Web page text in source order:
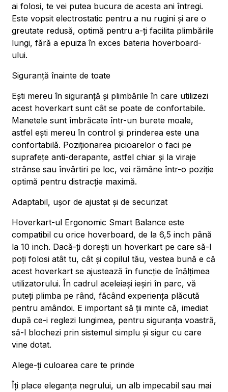
ai folosi, te vei putea bucura de acesta ani întregi.
Este vopsit electrostatic pentru a nu rugini și are o
greutate redusă, optimă pentru a-ți facilita plimbările
lungi, fără a epuiza în exces bateria hoverboard-
ului.
Siguranță înainte de toate
Ești mereu în siguranță și plimbările în care utilizezi
acest hoverkart sunt cât se poate de confortabile.
Manetele sunt îmbrăcate într-un burete moale,
astfel ești mereu în control și prinderea este una
confortabilă. Poziționarea picioarelor o faci pe
suprafețe anti-derapante, astfel chiar și la viraje
strânse sau învârtiri pe loc, vei rămâne într-o poziție
optimă pentru distracție maximă.
Adaptabil, ușor de ajustat și de securizat
Hoverkart-ul Ergonomic Smart Balance este
compatibil cu orice hoverboard, de la 6,5 inch până
la 10 inch. Dacă-ți dorești un hoverkart pe care să-l
poți folosi atât tu, cât și copilul tău, vestea bună e că
acest hoverkart se ajustează în funcție de înălțimea
utilizatorului. În cadrul aceleiași ieșiri în parc, vă
puteți plimba pe rând, făcând experiența plăcută
pentru amândoi. E important să ții minte că, imediat
după ce-i reglezi lungimea, pentru siguranța voastră,
să-l blochezi prin sistemul simplu și sigur cu care
vine dotat.
Alege-ți culoarea care te prinde
Îți place eleganța negrului, un alb impecabil sau mai